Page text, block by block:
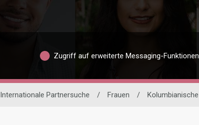
Zugriff auf erweiterte Messaging-Funktionen
Internationale Partnersuche / Frauen / Kolumbianische